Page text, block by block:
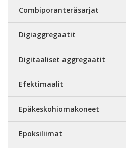
Combiporanteräsarjat
Digiaggregaatit
Digitaaliset aggregaatit
Efektimaalit
Epäkeskohiomakoneet
Epoksiliimat